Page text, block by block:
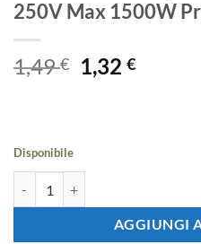
250V Max 1500W
1,49€
Il
prezzo
1,32€Il
Disponibile
AGGIUNGI